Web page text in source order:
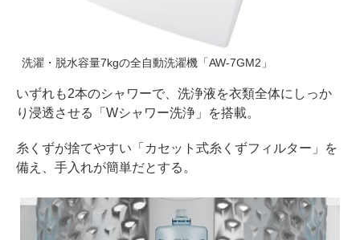
洗濯・脱水容量7kgの全自動洗濯機「AW-7GM2」
いずれも2本のシャワーで、洗浄液を衣類全体にしっか
り浸透させる「Wシャワー洗浄」を搭載。
糸くずが捨てやすい「カセット式糸くずフィルター」を
備え、手入れが簡単だとする。